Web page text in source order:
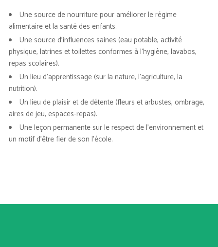
Une source de nourriture pour améliorer le régime
alimentaire et la santé des enfants.
Une source d’influences saines (eau potable, activité
physique, latrines et toilettes conformes à l’hygiène, lavabos,
repas scolaires).
Un lieu d’apprentissage (sur la nature, l’agriculture, la
nutrition).
Un lieu de plaisir et de détente (fleurs et arbustes, ombrage,
aires de jeu, espaces-repas).
Une leçon permanente sur le respect de l’environnement et
un motif d’être fier de son l’école.